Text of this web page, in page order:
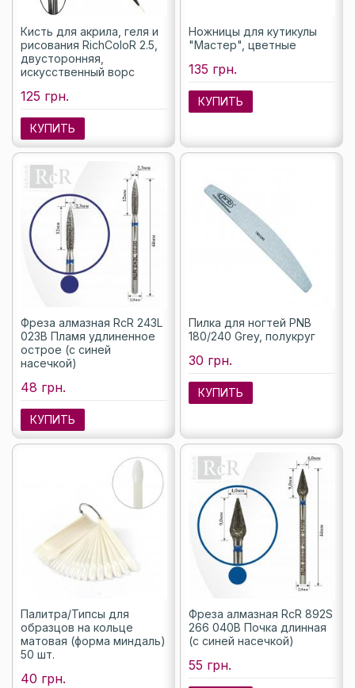
Кисть для акрила, геля и
рисования RichColoR 2.5,
двусторонняя,
искусственный ворс
125 грн.
КУПИТЬ
Ножницы для кутикулы
"Мастер", цветные
135 грн.
КУПИТЬ
Фреза алмазная RcR 243L
023B Пламя удлиненное
острое (с синей
насечкой)
48 грн.
КУПИТЬ
Пилка для ногтей PNB
180/240 Grey, полукруг
30 грн.
КУПИТЬ
Палитра/Типсы для
образцов на кольце
матовая (форма миндаль)
50 шт.
40 грн.
Фреза алмазная RcR 892S
266 040B Почка длинная
(с синей насечкой)
55 грн.